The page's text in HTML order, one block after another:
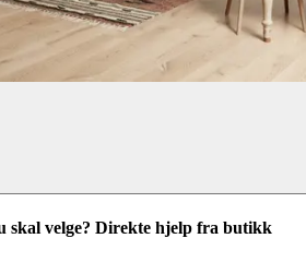
skal velge? Direkte hjelp fra butikk